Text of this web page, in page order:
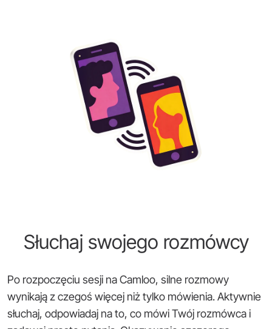
Słuchaj swojego rozmówcy
Po rozpoczęciu sesji na Camloo, silne rozmowy
wynikają z czegoś więcej niż tylko mówienia. Aktywnie
słuchaj, odpowiadaj na to, co mówi Twój rozmówca i